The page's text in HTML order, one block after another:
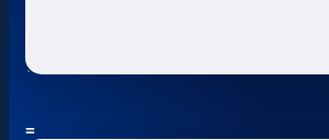
=